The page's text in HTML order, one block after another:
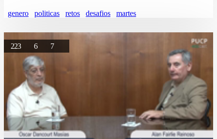
genero politicas retos desafios martes
223 6 7